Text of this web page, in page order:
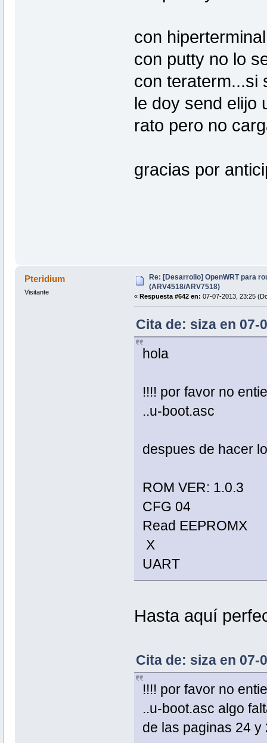
con
con putty no lo
con teraterm...si
le doy send
rato pero no
gracias por
Pteridium
Visitante
Re: [Desarrollo] OpenWRT para
(ARV4518/ARV7518)
« Respuesta #642 en: 07-07-2013, 23:25
Cita de: siza en 07-
hola
!!!! por favor no
..u-boot.asc
despues de hacer
ROM VER: 1.0.3
CFG 04
Read EEPROMX
X
UART
Hasta aquí
Cita de: siza en 07-
!!!! por favor no
..u-boot.asc algo
de las paginas 24 y